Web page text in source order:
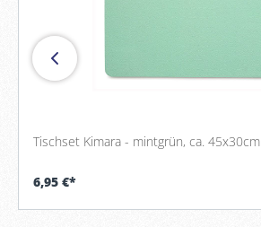
Tischset Kimara - mintgrün, ca. 45x30cm
6,95 €*